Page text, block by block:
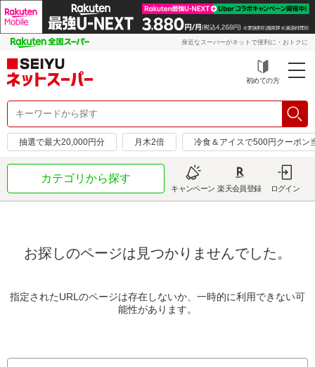
身近なスーパーがネットで便利に・おトクに
初めての方
抽選で最大20,000円分 月木2倍 冷食＆アイスで500円クーポン
カテゴリから探す
キャンペーン 楽天会員登録 ログイン
お探しのページは見つかりませんでした。
指定されたURLのページは存在しないか、一時的に利用できない可
能性があります。